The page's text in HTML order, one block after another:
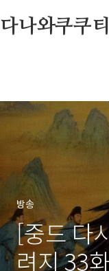
다나와쿠쿠티
방송
[중드 다
려지 33